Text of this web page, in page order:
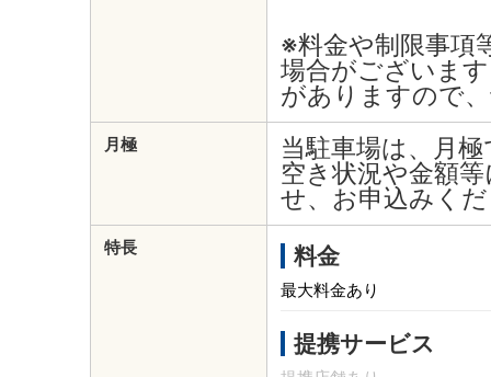
※料金や制限事項
場合がございま
がありますので
月極
当駐車場は、月
空き状況や金額
せ、お申込みく
特長 料金
最大料金あり
提携サービス